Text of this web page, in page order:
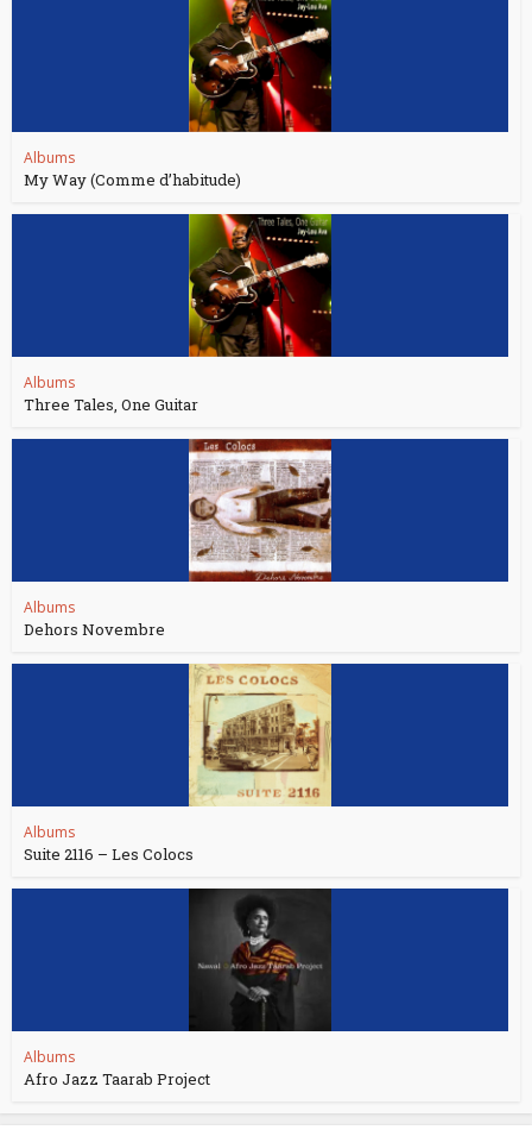
Albums
My Way (Comme d’habitude)
Albums
Three Tales, One Guitar
Albums
Dehors Novembre
Albums
Suite 2116 – Les Colocs
Albums
Afro Jazz Taarab Project